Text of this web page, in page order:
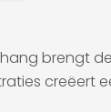
brengt
creëert